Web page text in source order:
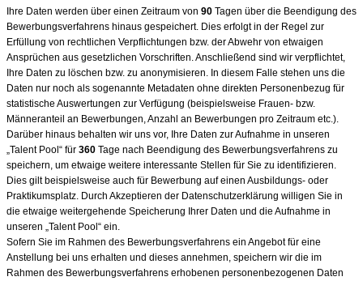
Ihre Daten werden über einen Zeitraum von 90 Tagen über die Beendigung des
Bewerbungsverfahrens hinaus gespeichert. Dies erfolgt in der Regel zur
Erfüllung von rechtlichen Verpflichtungen bzw. der Abwehr von etwaigen
Ansprüchen aus gesetzlichen Vorschriften. Anschließend sind wir verpflichtet,
Ihre Daten zu löschen bzw. zu anonymisieren. In diesem Falle stehen uns die
Daten nur noch als sogenannte Metadaten ohne direkten Personenbezug für
statistische Auswertungen zur Verfügung (beispielsweise Frauen- bzw.
Männeranteil an Bewerbungen, Anzahl an Bewerbungen pro Zeitraum etc.).
Darüber hinaus behalten wir uns vor, Ihre Daten zur Aufnahme in unseren
„Talent Pool“ für 360 Tage nach Beendigung des Bewerbungsverfahrens zu
speichern, um etwaige weitere interessante Stellen für Sie zu identifizieren.
Dies gilt beispielsweise auch für Bewerbung auf einen Ausbildungs- oder
Praktikumsplatz. Durch Akzeptieren der Datenschutzerklärung willigen Sie in
die etwaige weitergehende Speicherung Ihrer Daten und die Aufnahme in
unseren „Talent Pool“ ein.
Sofern Sie im Rahmen des Bewerbungsverfahrens ein Angebot für eine
Anstellung bei uns erhalten und dieses annehmen, speichern wir die im
Rahmen des Bewerbungsverfahrens erhobenen personenbezogenen Daten